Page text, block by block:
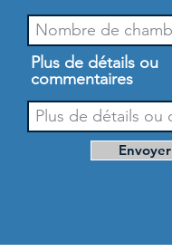
Plus de détails ou
commentaires
Envoyer